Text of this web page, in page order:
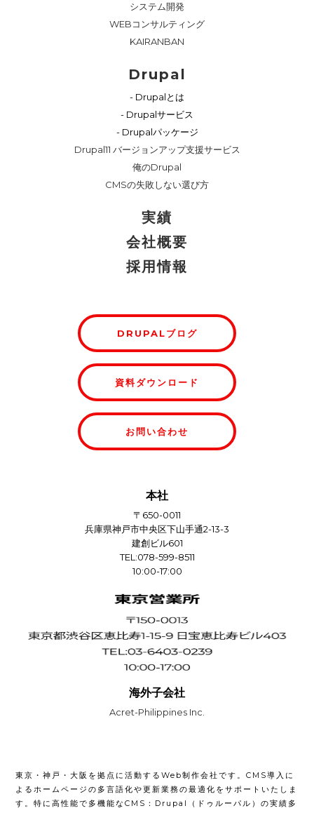
システム開発
WEBコンサルティング
KAIRANBAN
Drupal
- Drupalとは
- Drupalサービス
- Drupalパッケージ
Drupal11 バージョンアップ支援サービス
俺のDrupal
CMSの失敗しない選び方
実績
会社概要
採用情報
DRUPALブログ
資料ダウンロード
お問い合わせ
本社
〒650-0011
兵庫県神戸市中央区下山手通2-13-3
建創ビル601
TEL:078-599-8511
10:00-17:00
海外子会社
Acret-Philippines Inc.
東京・神戸・大阪を拠点に活動するWeb制作会社です。CMS導入に
よるホームページの多言語化や更新業務の最適化をサポートいたしま
す。特に高性能で多機能なCMS：Drupal（ドゥルーパル）の実績多